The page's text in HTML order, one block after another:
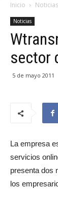
Inicio Noticias
Noticias
sector
5 de mayo 2011
La empresa
servicios
presenta dos
los